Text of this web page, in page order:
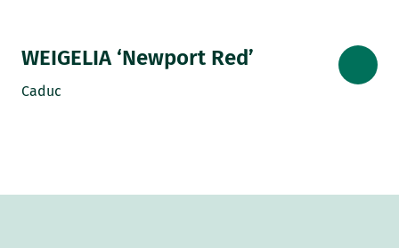
WEIGELIA ‘Newport Red’
Caduc